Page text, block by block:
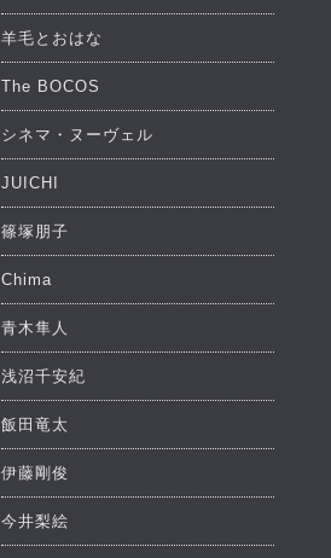
羊毛とおはな
The BOCOS
シネマ・ヌーヴェル
JUICHI
篠塚朋子
Chima
青木隼人
浅沼千安紀
飯田竜太
伊藤剛俊
今井梨絵